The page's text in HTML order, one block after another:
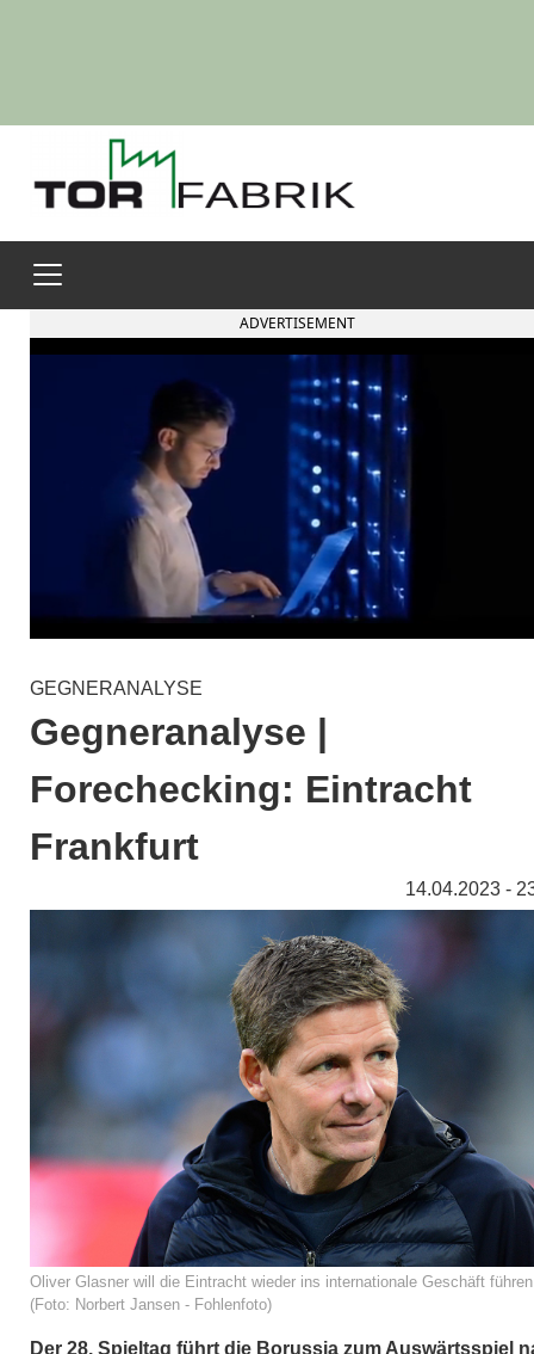
ADVERTISEMENT
GEGNERANALYSE
Gegneranalyse |
Forechecking: Eintracht
Frankfurt
14.04.2023 -
Oliver Glasner will die Eintracht wieder ins internationale Geschäft führen
(Foto: Norbert Jansen - Fohlenfoto)
Der 28. Spieltag führt die Borussia zum Auswärtsspiel